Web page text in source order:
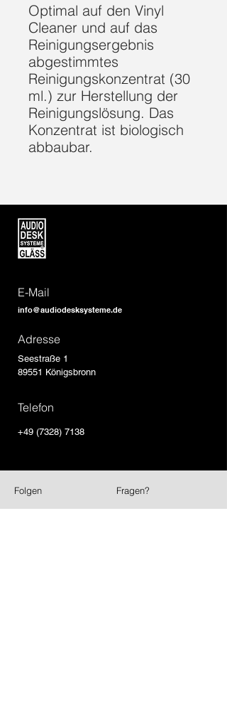
Optimal auf den Vinyl
Cleaner und auf das
Reinigungsergebnis
abgestimmtes
Reinigungskonzentrat (30
ml.) zur Herstellung der
Reinigungslösung. Das
Konzentrat ist biologisch
abbaubar.
E-Mail
info@audiodesksysteme.de
Adresse
Seestraße 1
89551 Königsbronn
Telefon
+49 (7328) 7138
Folgen Fragen?